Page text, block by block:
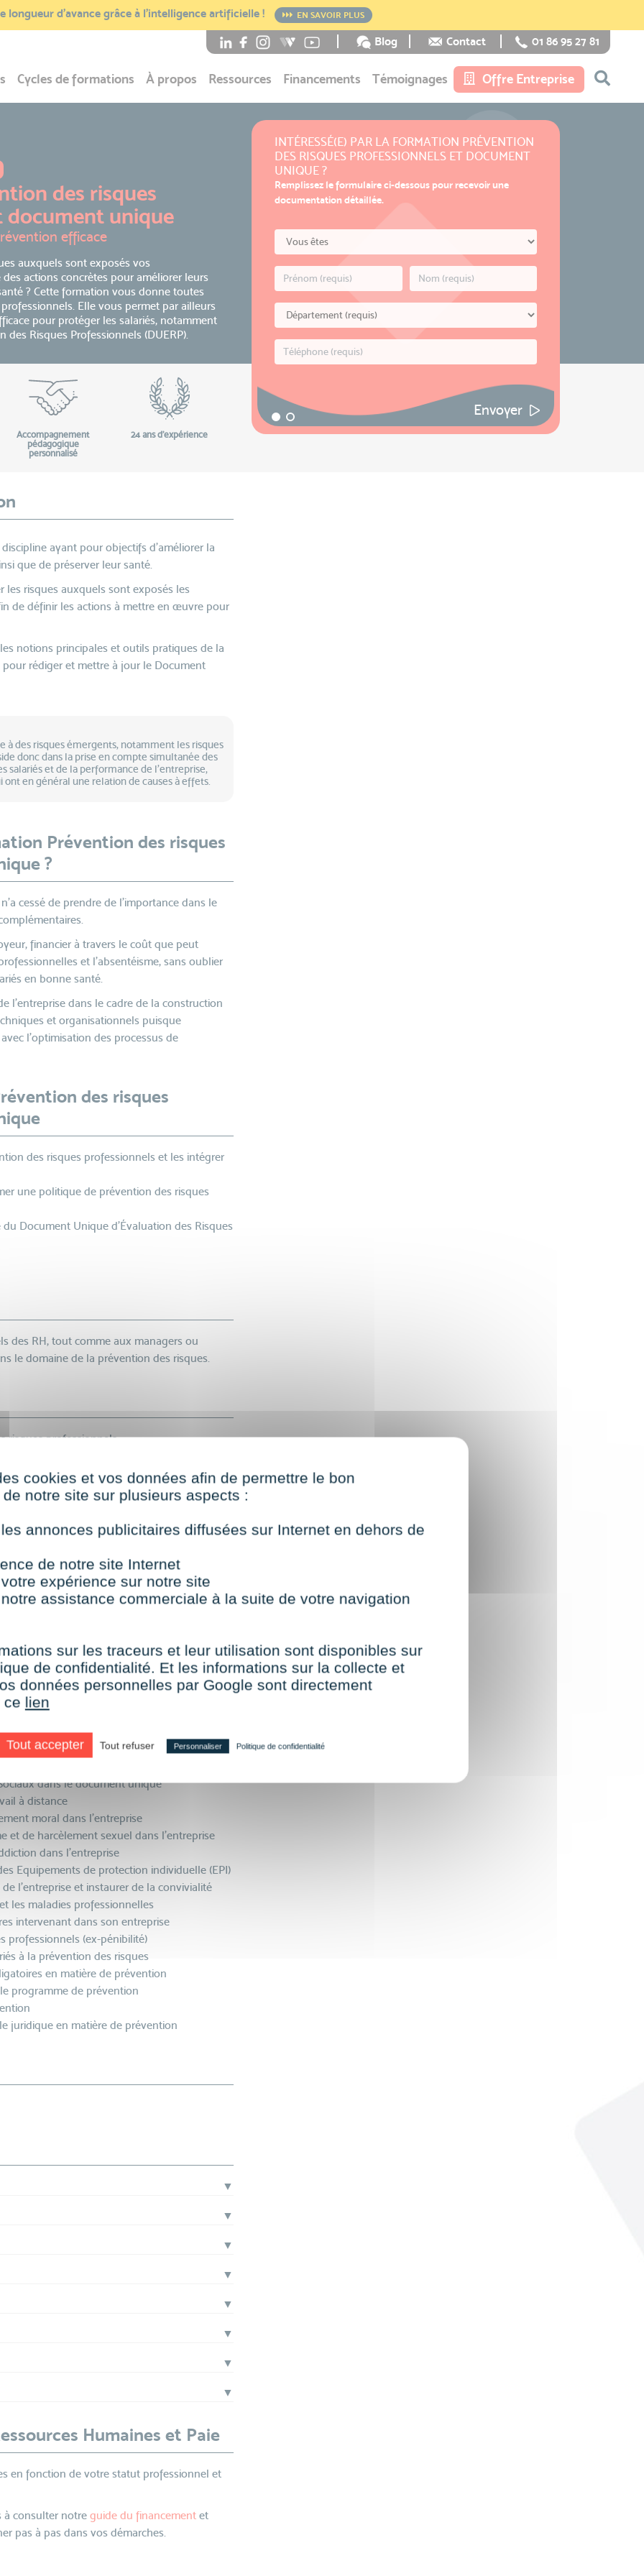
longueur d’avance grâce à l’intelligence artificielle ! EN SAVOIR PLUS
Blog Contact 01 86 95 27 81
Cycles de formations À propos Ressources Financements Témoignages Offre Entreprise
INTÉRESSÉ(E) PAR LA FORMATION PRÉVENTION
DES RISQUES PROFESSIONNELS ET DOCUMENT
UNIQUE ?
Remplissez le formulaire ci-dessous pour recevoir une
documentation détaillée.
Envoyer
des risques
document unique
efficace
auxquels sont exposés vos
actions concrètes pour améliorer leurs
? Cette formation vous donne toutes
Elle vous permet par ailleurs
pour protéger les salariés, notamment
Risques Professionnels (DUERP).
Accompagnement
pédagogique
personnalisé
24 ans d'expérience
ayant pour objectifs d’améliorer la
que de préserver leur santé.
les risques auxquels sont exposés les
de définir les actions à mettre en œuvre pour
notions principales et outils pratiques de la
rédiger et mettre à jour le Document
à des risques émergents, notamment les risques
donc dans la prise en compte simultanée des
salariés et de la performance de l’entreprise,
en général une relation de causes à effets.
Prévention des risques
?
cessé de prendre de l’importance dans le
financier à travers le coût que peut
et l’absentéisme, sans oublier
en bonne santé.
l’entreprise dans le cadre de la construction
et organisationnels puisque
l’optimisation des processus de
des risques
des risques professionnels et les intégrer
une politique de prévention des risques
Document Unique d’Évaluation des Risques
des RH, tout comme aux managers ou
le domaine de la prévention des risques.
risques professionnels
en matière d’hygiène et sécurité
risques
et Economique (CSE)
et de Santé au Travail (SPST)
et de sécurité dans la fonction publique
matière de prévention
s’inspirer des modèles existants
dans l’entreprise
de chute de hauteur
au bruit et les nuisances sonores
au travail sur écran et à l'éclairage
Troubles musculo-squelettiques (TMS)
(RPS) dans l’entreprise et leurs
dans le document unique
à distance
moral dans l’entreprise
et de harcèlement sexuel dans l’entreprise
dans l’entreprise
Equipements de protection individuelle (EPI)
l’entreprise et instaurer de la convivialité
les maladies professionnelles
intervenant dans son entreprise
professionnels (ex-pénibilité)
à la prévention des risques
en matière de prévention
programme de prévention
juridique en matière de prévention
▼
▼
▼
▼
▼
▼
▼
▼
Humaines et Paie
en fonction de votre statut professionnel et
à consulter notre guide du financement et
pas à pas dans vos démarches.
cookies et vos données afin de permettre le bon
notre site sur plusieurs aspects :
annonces publicitaires diffusées sur Internet en dehors de
de notre site Internet
expérience sur notre site
assistance commerciale à la suite de votre navigation
sur les traceurs et leur utilisation sont disponibles sur
de confidentialité. Et les informations sur la collecte et
données personnelles par Google sont directement
ce lien
Tout accepter Tout refuser Personnaliser Politique de confidentialité